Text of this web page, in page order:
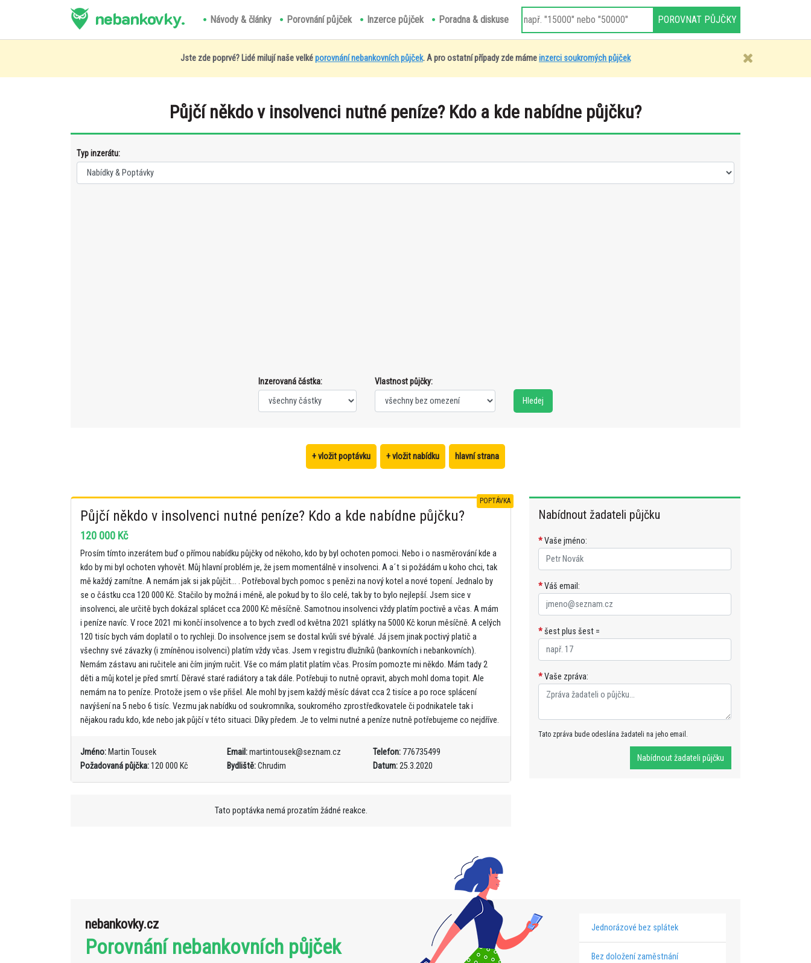
nebankovky. Návody & články Porovnání půjček Inzerce půjček Poradna & diskuse
Jste zde poprvé? Lidé milují naše velképorovnání nebankovních půjček. A pro ostatní případy zde mámeinzerci soukromých půjček
Půjčí někdo v insolvenci nutné peníze? Kdo a kde nabídne půjčku?
Typ inzerátu:
Inzerovaná částka: Vlastnost půjčky:
+ vložit poptávku + vložit nabídku hlavní strana
POPTÁVKA
Půjčí někdo v insolvenci nutné peníze? Kdo a kde nabídne půjčku?
120 000 Kč
Prosím tímto inzerátem buď o přímou nabídku půjčky od někoho, kdo by byl ochoten pomoci. Nebo i o nasměrování kde a
kdo by mi byl ochoten vyhovět. Můj hlavní problém je, že jsem momentálně v insolvenci. A a´t si požádám u koho chci, tak
mě každý zamítne. A nemám jak si jak půjčit... . Potřeboval bych pomoc s penězi na nový kotel a nové topení. Jednalo by
se o částku cca 120 000 Kč. Stačilo by možná i méně, ale pokud by to šlo celé, tak by to bylo nejlepší. Jsem sice v
insolvenci, ale určitě bych dokázal splácet cca 2000 Kč měsíčně. Samotnou insolvenci vždy platím poctivě a včas. A mám
i peníze navíc. V roce 2021 mi končí insolvence a to bych zvedl od května 2021 splátky na 5000 Kč korun měsíčně. A celých
120 tisíc bych vám doplatil o to rychleji. Do insolvence jsem se dostal kvůli své bývalé. Já jsem jinak poctivý platič a
všechny své závazky (i zmíněnou isolvenci) platím vždy včas. Jsem v registru dlužníků (bankovních i nebankovních).
Nemám zástavu ani ručitele ani čím jiným ručit. Vše co mám platit platím včas. Prosím pomozte mi někdo. Mám tady 2
děti a můj kotel je před smrtí. Děravé staré radiátory a tak dále. Potřebuji to nutně opravit, abych mohl doma topit. Ale
nemám na to peníze. Protože jsem o vše přišel. Ale mohl by jsem každý měsíc dávat cca 2 tisíce a po roce splácení
navýšení na 5 nebo 6 tisíc. Vezmu jak nabídku od soukromníka, soukromého zprostředkovatele či podnikatele tak i
nějakou radu kdo, kde nebo jak půjčí v této situaci. Díky předem. Je to velmi nutné a peníze nutně potřebujeme co nejdříve.
Jméno: Martin Tousek Email:martintousek@seznam.cz Telefon: 776735499
Požadovaná půjčka:120 000 Kč Bydliště:Chrudim Datum:25.3.2020
Tato poptávka nemá prozatím žádné reakce.
Nabídnout žadateli půjčku
*Vaše jméno:
*Váš email:
*šest plus šest =
*Vaše zpráva:
Tato zpráva bude odeslána žadateli na jeho email.
nebankovky.cz
Porovnání nebankovních půjček
Jednorázové bez splátek
Bez doložení zaměstnání